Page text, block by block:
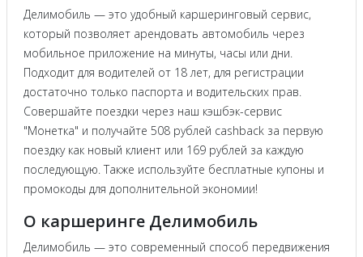
Делимобиль — это удобный каршеринговый сервис,
который позволяет арендовать автомобиль через
мобильное приложение на минуты, часы или дни.
Подходит для водителей от 18 лет, для регистрации
достаточно только паспорта и водительских прав.
Совершайте поездки через наш кэшбэк-сервис
"Монетка" и получайте 508 рублей cashback за первую
поездку как новый клиент или 169 рублей за каждую
последующую. Также используйте бесплатные купоны и
промокоды для дополнительной экономии!
О каршеринге Делимобиль
Делимобиль — это современный способ передвижения